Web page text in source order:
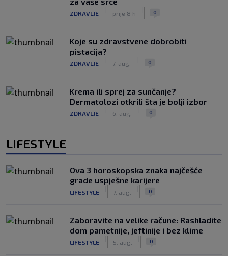
ZDRAVLJE prije 8 h 0
Koje su zdravstvene dobrobiti
pistacija?
ZDRAVLJE 7. aug. 0
Krema ili sprej za sunčanje?
Dermatolozi otkrili šta je bolji izbor
ZDRAVLJE 6. aug. 0
LIFESTYLE
Ova 3 horoskopska znaka najčešće
grade uspješne karijere
LIFESTYLE 7. aug. 0
Zaboravite na velike račune: Rashladite
dom pametnije, jeftinije i bez klime
LIFESTYLE 5. aug. 0